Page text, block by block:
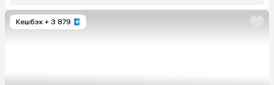
Кешбэк + 3 879